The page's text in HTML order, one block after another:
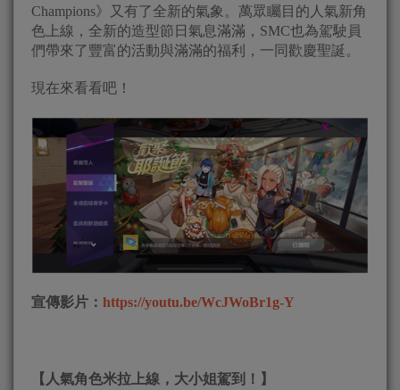
Champions》又有了全新的氣象。萬眾矚目的人氣新角
色上線，全新的造型節日氣息滿滿，SMC也為駕駛員
們帶來了豐富的活動與滿滿的福利，一同歡慶聖誕。
現在來看看吧！
宣傳影片： https://youtu.be/WcJWoBr1g-Y
【人氣角色米拉上線，大小姐駕到！】